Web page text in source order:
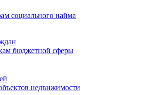
социального найма
бюджетной сферы
недвижимости